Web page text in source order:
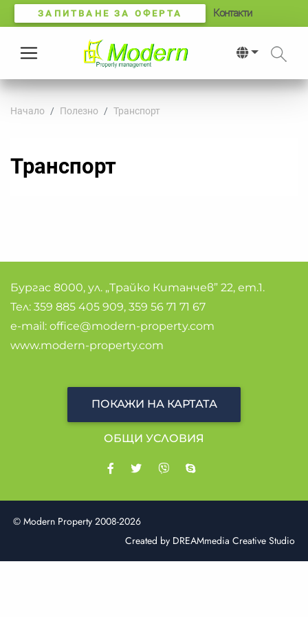
ЗАПИТВАНЕ ЗА ОФЕРТА Контакти
Начало Полезно Транспорт
Транспорт
Бургас 8000, ул. „Трайко Китанчев” 22, ет.1.
Тел: 359 885 405 909, 359 56 71 71 67
e-mail: office@modern-property.com
www.modern-property.com
ПОКАЖИ НА КАРТАТА
ОБЩИ УСЛОВИЯ
© Modern Property 2008-2026
Created by DREAMmedia Creative Studio